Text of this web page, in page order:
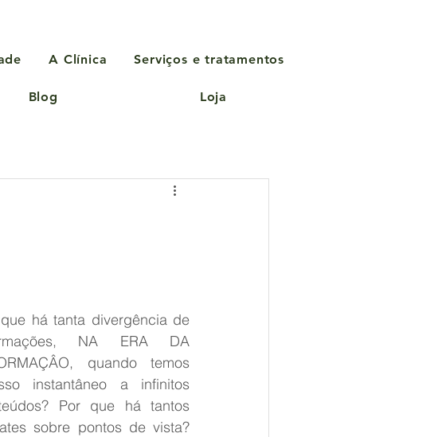
A Clínica Serviços e tratamentos
Blog Loja
há tanta divergência de
NA ERA DA
quando temos
instantâneo a infinitos
Por que há tantos
sobre pontos de vista?